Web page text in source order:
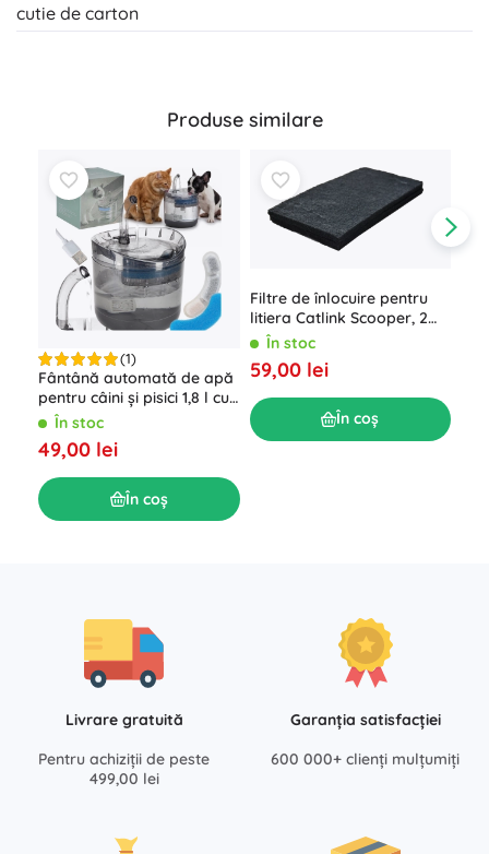
cutie de carton
Produse similare
(1)
Fântână automată de apă
pentru câini și pisici 1,8 l cu
filtru și pompă USB
În stoc
49,00 lei
În coș
Filtre de înlocuire pentru
litiera Catlink Scooper, 2
buc.În stoc
59,00 lei
În coș
Livrare gratuită
Pentru achiziții de peste
499,00 lei
Garanția satisfacției
600 000+ clienți mulțumiți